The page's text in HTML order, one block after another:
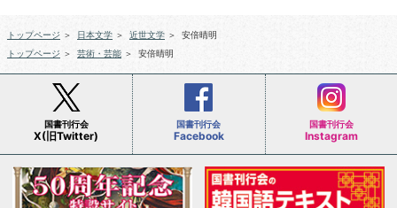
トップページ ＞ 日本文学 ＞ 近世文学 ＞
安倍晴明
トップページ ＞ 芸術・芸能 ＞ 安倍晴明
国書刊行会
X(旧Twitter)
国書刊行会
Facebook
国書刊行会
Instagram